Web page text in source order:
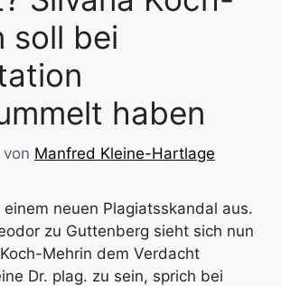
soll bei
haben
von Manfred Kleine-Hartlage
einem neuen Plagiatsskandal aus.
zu Guttenberg sieht sich nun
Mehrin dem Verdacht
Dr. plag. zu sein, sprich bei